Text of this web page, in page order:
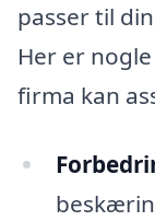
passer til
Her er
firma kan